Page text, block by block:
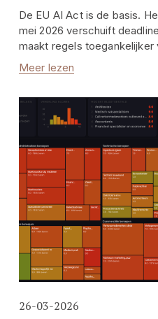
De EU AI Act is de basis.
mei 2026 verschuift
maakt regels toegankelijker
Meer lezen
26-03-2026